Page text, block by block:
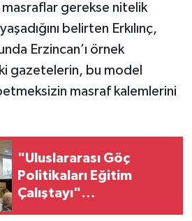
masraflar gerekse nitelik
belirten Erkılınç,
Erzincan’ı örnek
gazetelerin, bu model
masraf kalemlerini
"Uluslararası Göç
Politikaları Eğitim
Çalıştayı"